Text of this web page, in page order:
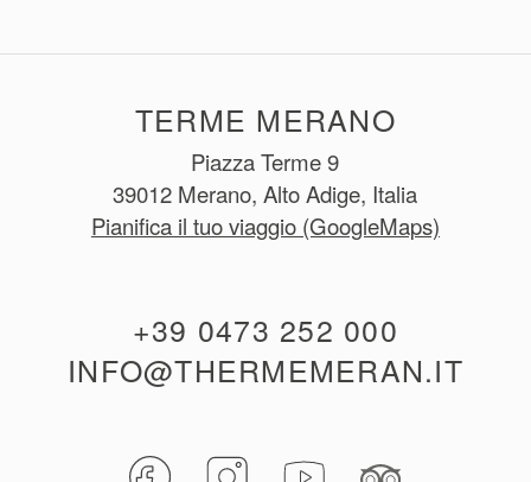
Piazza Terme 9
39012 Merano, Alto Adige, Italia
Pianifica il tuo viaggio (GoogleMaps)
TERME MERANO
+39 0473 252 000
INFO@THERMEMERAN.IT